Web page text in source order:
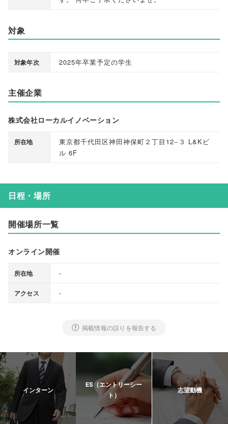
対象
対象年次 2025年卒業予定の学生
主催企業
株式会社ローカルイノベーション
所在地
東京都千代田区神田神保町２丁目12−３ L&Kビ
ル 6F
日程・場所
開催場所一覧
オンライン開催
所在地 -
アクセス -
掲載情報の誤りを報告する
インターン
ES（エントリーシー
ト）
志望動機